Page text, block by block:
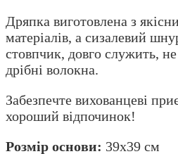
Дряпка виготовлена з
матеріалів, а сизалевий
стовпчик, довго служить,
дрібні волокна.
Забезпечте вихованцеві
хороший відпочинок!
Розмір основи: 39х39 см